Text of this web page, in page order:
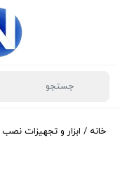
خانه / ابزار و تجهیزات نصب